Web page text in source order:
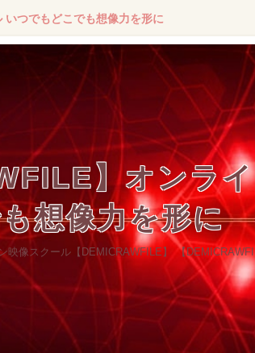
いつでもどこでも想像力を形に
】オンラ
想像力を形に
映像スクール【DEMICRAWFILE】 【